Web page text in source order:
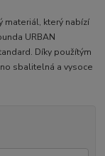
materiál, který nabízí
URBAN
Díky použítým
sbalitelná a vysoce